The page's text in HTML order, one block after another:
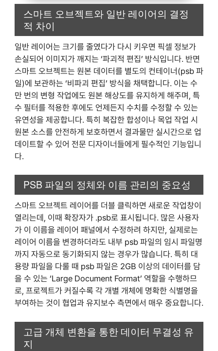
스마트 오브젝트와 일반 레이어의 결정
적 차이
일반 레이어는 크기를 줄였다가 다시 키우면 픽셀 정보가
손실되어 이미지가 깨지는 ‘파괴적 편집’ 방식입니다. 반면
스마트 오브젝트는 원본 데이터를 별도의 컨테이너(psb 파
일)에 보관하는 ‘비파괴 편집’ 방식을 채택합니다. 이는 수
만 번의 변형 작업에도 원본 해상도를 유지하게 해주며, 특
수 필터를 적용한 후에도 언제든지 수치를 수정할 수 있는
유연성을 제공합니다. 특히 복잡한 합성이나 목업 작업 시
원본 소스를 안전하게 보호하면서 결과물만 실시간으로 업
데이트할 수 있어 전문 디자이너들에게 필수적인 기능입니
다.
PSB 파일의 정체와 이름 관리의 중요성
스마트 오브젝트 레이어를 더블 클릭하면 새로운 작업창이
열리는데, 이때 확장자가 .psb로 표시됩니다. 많은 사용자
가 이 이름을 레이어 패널에서 수정하려 하지만, 실제로는
레이어 이름을 변경하더라도 내부 psb 파일의 임시 파일명
까지 자동으로 동기화되지 않는 경우가 많습니다. 특히 대
용량 파일을 다룰 때 psb 파일은 2GB 이상의 데이터를 담
을 수 있는 ‘Large Document Format’ 역할을 수행하므
로, 프로젝트가 커질수록 각 개별 개체에 명확한 식별명을
부여하는 것이 협업과 유지보수 측면에서 매우 중요합니다.
고급 개체 변환을 통한 데이터 무결성 유
지